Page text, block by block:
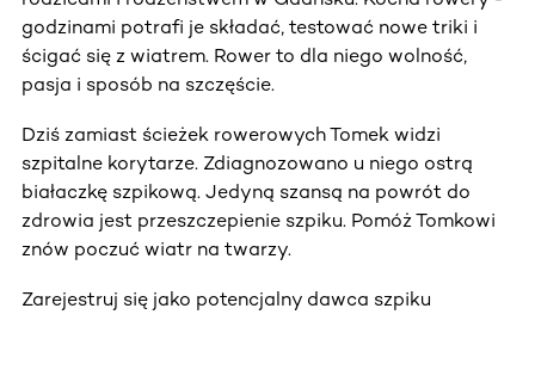
godzinami potrafi je składać, testować nowe triki i
ścigać się z wiatrem. Rower to dla niego wolność,
pasja i sposób na szczęście.
Dziś zamiast ścieżek rowerowych Tomek widzi
szpitalne korytarze. Zdiagnozowano u niego ostrą
białaczkę szpikową. Jedyną szansą na powrót do
zdrowia jest przeszczepienie szpiku. Pomóż Tomkowi
znów poczuć wiatr na twarzy.
Zarejestruj się jako potencjalny dawca szpiku